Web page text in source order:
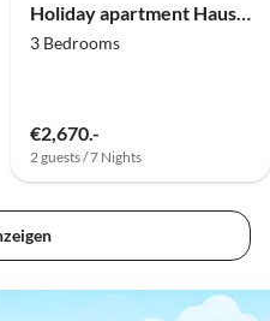
Holiday apartment Haus Steuermann West
3 Bedrooms
€2,670.-
2 guests / 7 Nights